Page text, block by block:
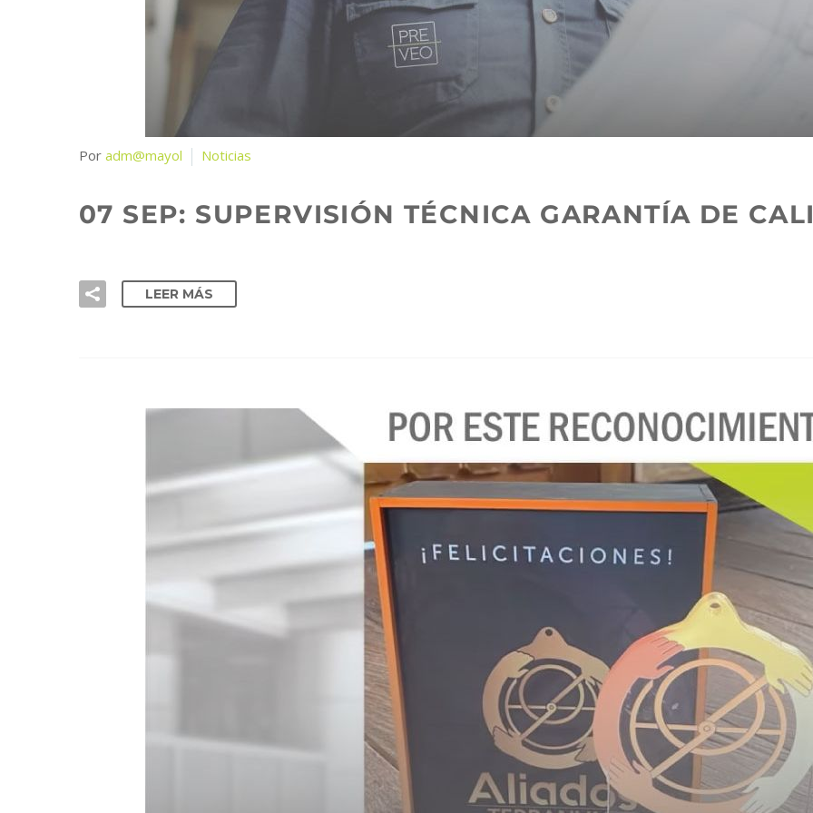
Por adm@mayol Noticias
07 SEP: SUPERVISIÓN TÉCNICA GARANTÍA DE
LEER MÁS